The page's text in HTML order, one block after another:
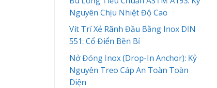
Nguyên Chịu Nhiệt Độ Cao
Vít Trí Xẻ Rãnh Đầu Bằng Inox DIN
551: Cổ Điển Bền Bỉ
Nở Đóng Inox (Drop-In Anchor): Kỷ
Nguyên Treo Cáp An Toàn Toàn
Diện